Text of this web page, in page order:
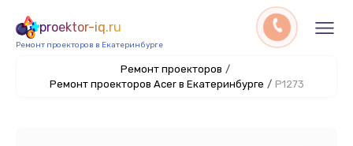
proektor-iq.ru
Ремонт проекторов в Екатеринбурге
Ремонт проекторов /
Ремонт проекторов Acer в Екатеринбурге / P1273